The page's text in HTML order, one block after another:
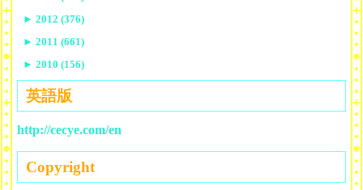
► 2012 (376)
► 2011 (661)
► 2010 (156)
英語版
http://cecye.com/en
Copyright